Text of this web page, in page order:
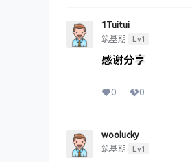
1Tuitui
筑基期
Lv1
感谢分享
0 0
woolucky
筑基期
Lv1